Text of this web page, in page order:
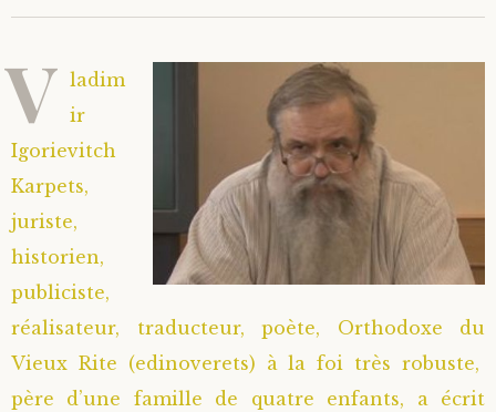
V ladim
ir
Igorievitch
Karpets,
juriste,
historien,
publiciste,
réalisateur, traducteur, poète, Orthodoxe du
Vieux Rite (edinoverets) à la foi très robuste,
père d’une famille de quatre enfants, a écrit